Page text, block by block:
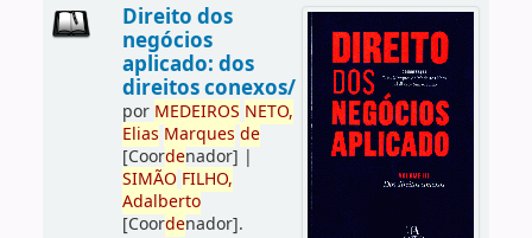
Direito dos
negócios
aplicado: dos
direitos conexos/
por MEDEIROS NETO,
Elias Marques de
[Coordenador] |
SIMÃO FILHO,
Adalberto
[Coordenador].